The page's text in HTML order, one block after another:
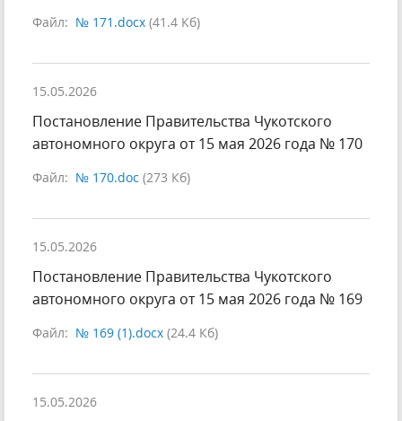
Файл: № 171.docx (41.4 Кб)
15.05.2026
Постановление Правительства Чукотского
автономного округа от 15 мая 2026 года № 170
Файл: № 170.doc (273 Кб)
15.05.2026
Постановление Правительства Чукотского
автономного округа от 15 мая 2026 года № 169
Файл: № 169 (1).docx (24.4 Кб)
15.05.2026